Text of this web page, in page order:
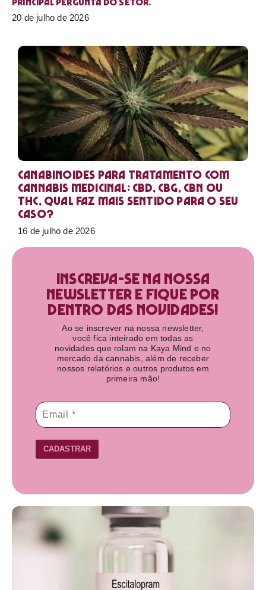
20 de julho de 2026
Canabinoides para tratamento com
cannabis medicinal: CBD, CBG, CBN ou
THC, qual faz mais sentido para o seu
caso?
16 de julho de 2026
Inscreva-se na nossa
newsletter e fique por
dentro das novidades!​
Ao se inscrever na nossa newsletter,
você fica inteirado em todas as
novidades que rolam na Kaya Mind e no
mercado da cannabis, além de receber
nossos relatórios e outros produtos em
primeira mão!
CADASTRAR